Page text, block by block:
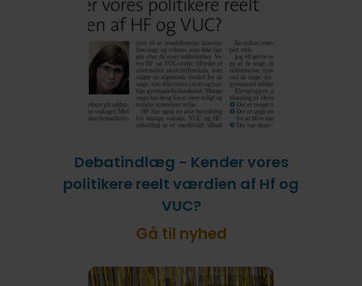
Debatindlæg - Kender vores
politikere reelt værdien af Hf og
VUC?
Gå til nyhed